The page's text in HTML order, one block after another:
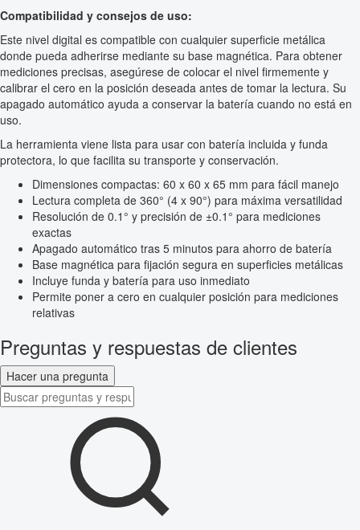
Compatibilidad y consejos de uso:
Este nivel digital es compatible con cualquier superficie metálica
donde pueda adherirse mediante su base magnética. Para obtener
mediciones precisas, asegúrese de colocar el nivel firmemente y
calibrar el cero en la posición deseada antes de tomar la lectura. Su
apagado automático ayuda a conservar la batería cuando no está en
uso.
La herramienta viene lista para usar con batería incluida y funda
protectora, lo que facilita su transporte y conservación.
Dimensiones compactas: 60 x 60 x 65 mm para fácil manejo
Lectura completa de 360° (4 x 90°) para máxima versatilidad
Resolución de 0.1° y precisión de ±0.1° para mediciones
exactas
Apagado automático tras 5 minutos para ahorro de batería
Base magnética para fijación segura en superficies metálicas
Incluye funda y batería para uso inmediato
Permite poner a cero en cualquier posición para mediciones
relativas
Preguntas y respuestas de clientes
Hacer una pregunta